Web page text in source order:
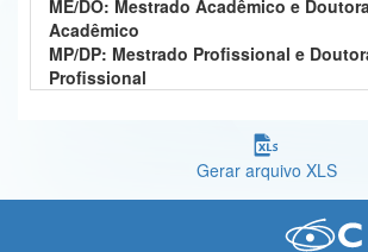
Secretaria-Geral
Secretaria de Governo
ME/DO: Mestrado Acadêmico e
Acadêmico
MP/DP: Mestrado Profissional e
Profissional
Gerar arquivo XLS